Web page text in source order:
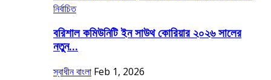
বরিশাল কমিউনিটি ইন সাউথ কোরিয়ার ২০২৬ সালের
নতুন...
স্বাধীন বাংলা Feb 1, 2026